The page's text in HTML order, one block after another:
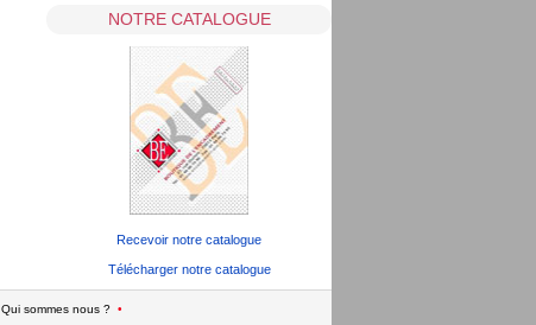
NOTRE CATALOGUE
Recevoir notre catalogue
Télécharger notre catalogue
Qui sommes nous ? •